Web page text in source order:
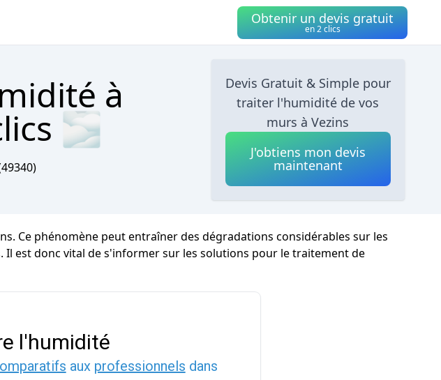
Obtenir un devis gratuit
en 2 clics
à
🌫
Devis Gratuit & Simple pour
traiter l'humidité de vos
murs à Vezins
J'obtiens mon devis
maintenant
Ce phénomène peut entraîner des dégradations considérables sur les
est donc vital de s'informer sur les solutions pour le traitement de
l'humidité
aux professionnels dans